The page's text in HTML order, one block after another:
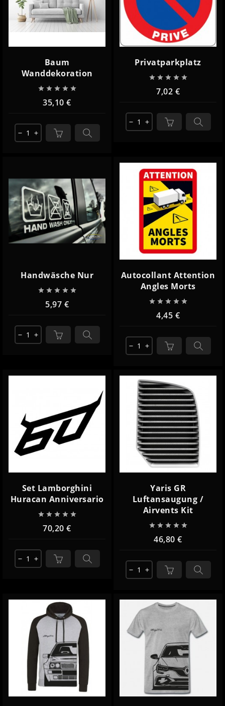
Baum
Wanddekoration
    
35,10 €
remove add
Privatparkplatz
    
7,02 €
remove add
Handwäsche Nur
    
5,97 €
remove add
Autocollant Attention
Angles Morts
    
4,45 €
remove add
Set Lamborghini
Huracan Anniversario
    
70,20 €
remove add
Yaris GR
Luftansaugung /
Airvents Kit
    
46,80 €
remove add